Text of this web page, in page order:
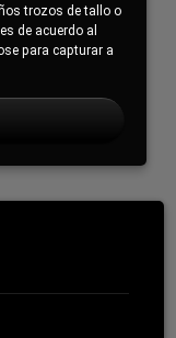
trozos de tallo o
de acuerdo al
para capturar a